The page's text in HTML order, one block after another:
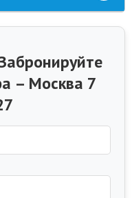
– Москва 7